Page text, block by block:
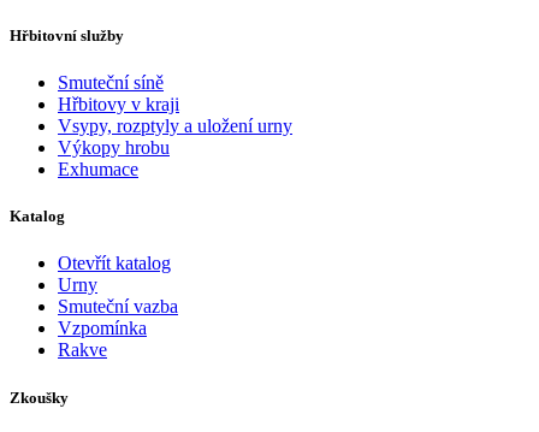
Hřbitovní služby
Smuteční síně
Hřbitovy v kraji
Vsypy, rozptyly a uložení urny
Výkopy hrobu
Exhumace
Katalog
Otevřít katalog
Urny
Smuteční vazba
Vzpomínka
Rakve
Zkoušky